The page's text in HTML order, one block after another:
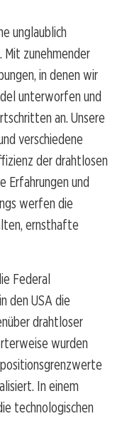
unglaublich
Mit zunehmender
in denen wir
unterworfen und
an. Unsere
verschiedene
der drahtlosen
Erfahrungen und
werfen die
ernsthafte
Federal
den USA die
drahtloser
wurden
In einem
technologischen